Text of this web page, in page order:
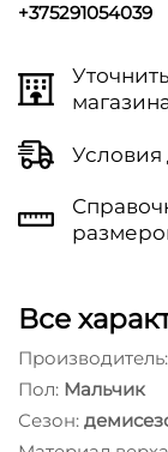
+375291054039
Условия
Все
Производитель:
Пол: Мальчик
Сезон: